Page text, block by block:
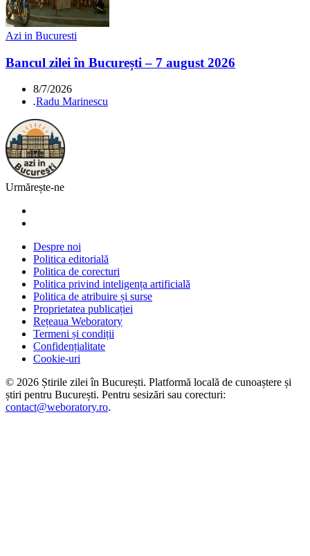
Azi in Bucuresti
Bancul zilei în București – 7 august 2026
8/7/2026
.Radu Marinescu
Urmărește-ne
Despre noi
Politica editorială
Politica de corecturi
Politica privind inteligența artificială
Politica de atribuire și surse
Proprietatea publicației
Rețeaua Weboratory
Termeni și condiții
Confidențialitate
Cookie-uri
© 2026 Știrile zilei în București. Platformă locală de cunoaștere și
știri pentru București. Pentru sesizări sau corecturi:
contact@weboratory.ro.